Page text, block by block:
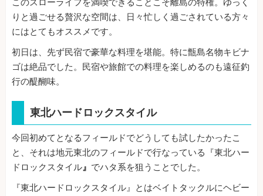
このスローライフを満喫できることこそ離島の特権。ゆっく
りと過ごせる贅沢な空間は、日々忙しく過ごされている方々
にはとてもオススメです。
初日は、先ず民宿で豪華な料理を堪能。特に甑島名物キビナ
ゴは絶品でした。民宿や旅館での料理を楽しめるのも遠征釣
行の醍醐味。
東北ハードロックスタイル
今回初めてとなるフィールドでどうしても試したかったこ
と、それは地元東北のフィールドで行なっている『東北ハー
ドロックスタイル』 でハタ系を狙うことでした。
『東北ハードロックスタイル』とはベイトタックルにヘビー